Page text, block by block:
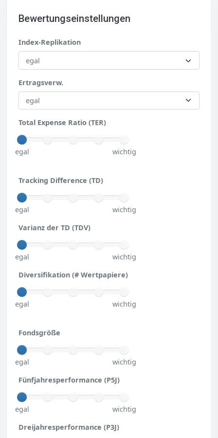
Bewertungseinstellungen
Index-Replikation
Ertragsverw.
Total Expense Ratio (TER)
egal wichtig
Tracking Difference (TD)
egal
wichtig
Varianz der TD (TDV)
egal
wichtig
Diversifikation (# Wertpapiere)
egal wichtig
Fondsgröße
egal
wichtig
Fünfjahresperformance (P5J)
egal
wichtig
Dreijahresperformance (P3J)